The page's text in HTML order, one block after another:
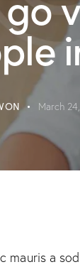
March
mauris a